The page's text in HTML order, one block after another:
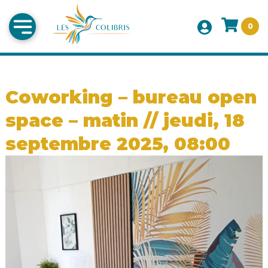
0
Coworking – bureau open
space – matin // jeudi, 18
septembre 2025, 08:00